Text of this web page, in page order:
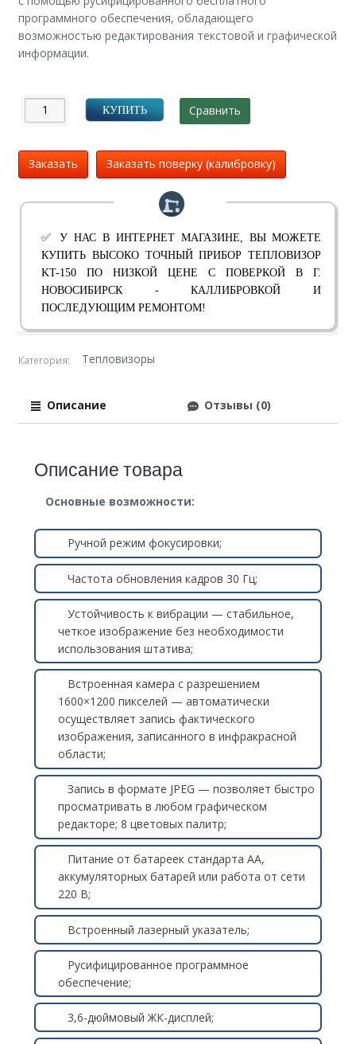
программного обеспечения, обладающего
возможностью редактирования текстовой и графической
информации.
КУПИТЬ Сравнить
Заказать Заказать поверку (калибровку)
✅ У НАС В ИНТЕРНЕТ МАГАЗИНЕ, ВЫ МОЖЕТЕ
КУПИТЬ ВЫСОКО ТОЧНЫЙ ПРИБОР ТЕПЛОВИЗОР
KT-150 ПО НИЗКОЙ ЦЕНЕ С ПОВЕРКОЙ В Г.
НОВОСИБИРСК - КАЛЛИБРОВКОЙ И
ПОСЛЕДУЮЩИМ РЕМОНТОМ!
Категория: Тепловизоры
Описание Отзывы (0)
Описание товара
Основные возможности:
Ручной режим фокусировки;
Частота обновления кадров 30 Гц;
Устойчивость к вибрации — стабильное,
четкое изображение без необходимости
использования штатива;
Встроенная камера с разрешением
1600×1200 пикселей — автоматически
осуществляет запись фактического
изображения, записанного в инфракрасной
области;
Запись в формате JPEG — позволяет быстро
просматривать в любом графическом
редакторе; 8 цветовых палитр;
Питание от батареек стандарта АА,
аккумуляторных батарей или работа от сети
220 В;
Встроенный лазерный указатель;
Русифицированное программное
обеспечение;
3,6-дюймовый ЖК-дисплей;